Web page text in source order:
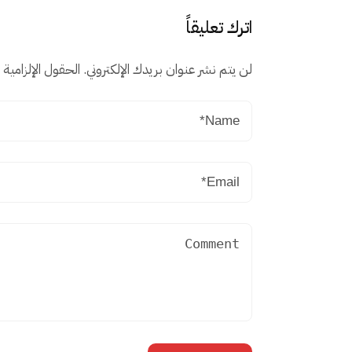
اترك تعليقاً
لن يتم نشر عنوان بريدك الإلكتروني. الحقول